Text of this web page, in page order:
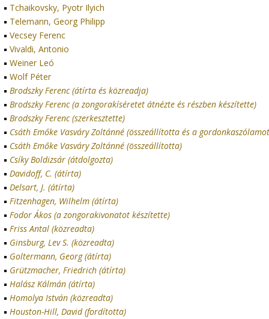
Tchaikovsky, Pyotr Ilyich
Telemann, Georg Philipp
Vecsey Ferenc
Vivaldi, Antonio
Weiner Leó
Wolf Péter
Brodszky Ferenc (átírta és közreadja)
Brodszky Ferenc (a zongorakíséretet átnézte és részben készítette)
Brodszky Ferenc (szerkesztette)
Csáth Emőke Vasváry Zoltánné (összeállította és a
Csáth Emőke Vasváry Zoltánné (összeállította)
Csíky Boldizsár (átdolgozta)
Davidoff, C. (átírta)
Delsart, J. (átírta)
Fitzenhagen, Wilhelm (átírta)
Fodor Ákos (a zongorakivonatot készítette)
Friss Antal (közreadta)
Ginsburg, Lev S. (közreadta)
Goltermann, Georg (átírta)
Grützmacher, Friedrich (átírta)
Halász Kálmán (átírta)
Homolya István (közreadta)
Houston-Hill, David (fordította)